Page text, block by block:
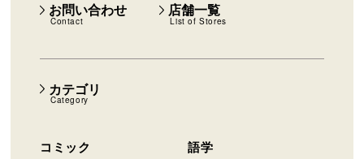
カテゴリ
Category
コミック
語学
お問い合わせ
Contact
店舗一覧
List of Stores